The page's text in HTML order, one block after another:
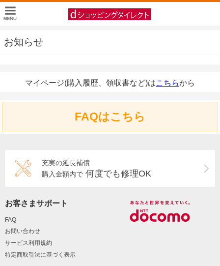
お知らせ
マイページ(購入履歴、領収書など)はこちらから
FAQはこちら
充実の延長補償
購入金額内で 何度でも修理OK
お客さまサポート
FAQ
お問い合わせ
サービス利用規約
特定商取引法に基づく表示